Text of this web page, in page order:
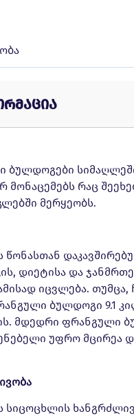
მონაცემებს რაც
მერყეობს.
დიეტისა და
იცვლება. თუმცა,
ბულდოგი 9.1
მდედრი ფრანგული
უფრო მცირეა